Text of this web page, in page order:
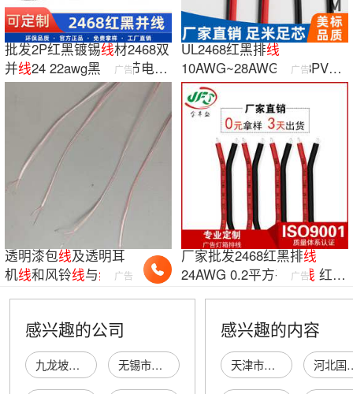
批发2P红黑镀锡线材2468双
并线24 22awg黑印白节电源
适配器喇叭线
广告
UL2468红黑排线
10AWG~28AWG 2468PVC
红黑平行线灯具灯饰双排线
广告
透明漆包线及透明耳
机线和风铃线与线
和
广告
厂家批发2468红黑排线
24AWG 0.2平方平行线 红黑
广告
感兴趣的公司
九龙坡区雷电电线电缆经营部 无锡市雷电电线电缆经营部
感兴趣的内容
天津市滨海新区李利文食品超市 河北国瑞